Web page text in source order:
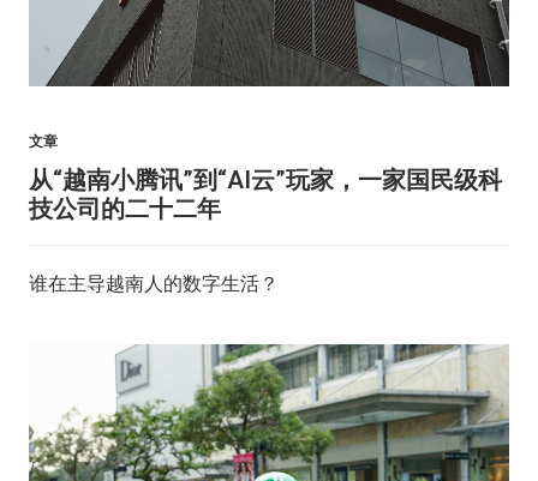
文章
从“越南小腾讯”到“AI云”玩家，一家国民级科
技公司的二十二年
谁在主导越南人的数字生活？